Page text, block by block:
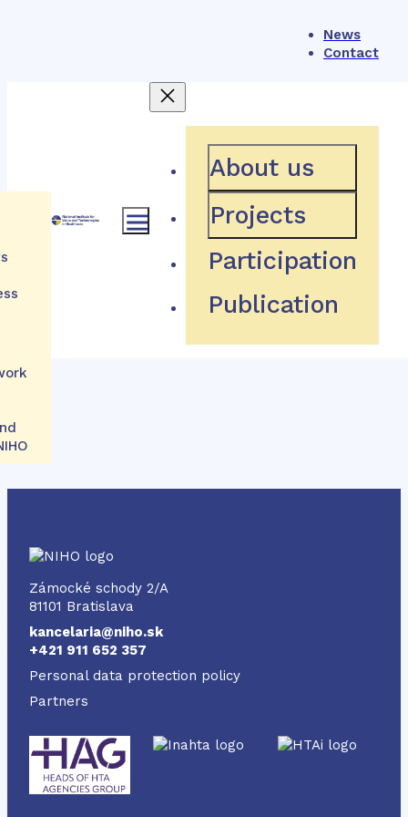
News
Contact
About us
Projects
Participation
Publication
404
Hľadaná stránka neexistuje
NIHO
Zámocké schody 2/A
81101 Bratislava
kancelaria@niho.sk
+421 911 652 357
Personal data protection policy
Partners